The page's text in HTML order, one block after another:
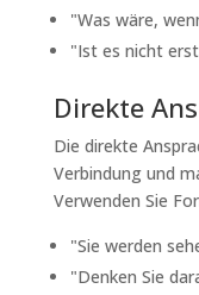
"Was wäre,
"Ist es nicht
Direkte
Die direkte
Verbindung und
Verwenden Sie
"Sie werden
"Denken Sie